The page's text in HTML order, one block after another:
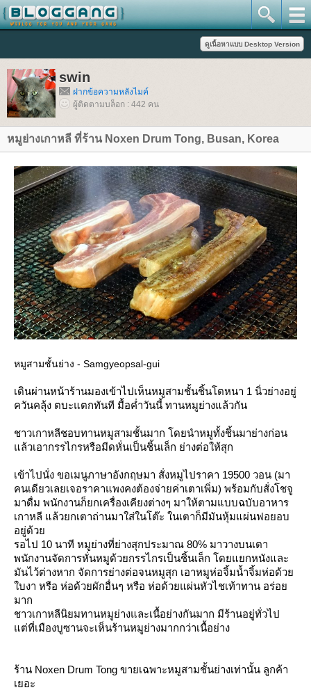
swin
ฝากข้อความหลังไมค์
ผู้ติดตามบล็อก : 442 คน
หมูย่างเกาหลี ที่ร้าน Noxen Drum Tong, Busan, Korea
หมูสามชั้นย่าง - Samgyeopsal-gui
เดินผ่านหน้าร้านมองเข้าไปเห็นหมูสามชั้นชิ้นโตหนา 1 นิ่วย่างอยู่
ควันคลุ้ง ตบะแตกทันที มื้อค่ำวันนี้ ทานหมูย่างแล้วกัน
ชาวเกาหลีชอบทานหมูสามชั้นมาก โดยนำหมูทั้งชิ้นมาย่างก่อน
ล้วเอากรรไกรหรือมีดหั่นเป็นชิ้นเล็ก ย่างต่อให้สุก
เข้าไปนั่ง ขอเมนูภาษาอังกฤษมา สั่งหมูไปราคา 19500 วอน (มา
คนเดียวเลยเจอราคาแพงคงต้องจ่ายค่าเตาเพิ่ม) พร้อมกับสั่งโชจู
มาดื่ม พนักงานก็ยกเครื่องเคียงต่างๆ มาให้ตามแบบฉบับอาหาร
เกาหลี ล้วยกเตาถ่านมาใส่ในโต๊ะ ในเตาก็มีมันหุ้มแผ่นฟอยอบ
อู่ด้ว
รอไป 10 นาที หมูย่างที่ย่างสุกประมาณ 80% มาวางบนเตา
พนักงานจัดการหั่นหมูด้วยกรรไกรเป็นชิ้นเล็ก โดยแยกหนังและ
มันไว้ต่างหาก จัดการย่างต่อจนหมูสุก เอาหมูห่อจิ้มน้ำจิ้มห่อด้ว
บงา หรือ ห่อด้วยผักอื่นๆ หรือ ห่อด้วยแผ่นหัวไชเท้าทาน อร่อ
มาก
ชาวเกาหลีนิยมทานหมูย่างและเนื้อย่างกันมาก มีร้านอยู่ทั่วไป
ต่ที่เมืองบูซานจะเห็นร้านหมูย่างมากกว่าเนื้อย่าง
ร้าน Noxen Drum Tong ขายเฉพาะหมูสามชั้นย่างเท่านั้น ลูกค้า
เยอะ